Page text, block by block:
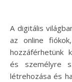
A digitális világban egyre fontosabb szerepet töltenek be
az online
hozzáférhetünk
és személyre
létrehozása és